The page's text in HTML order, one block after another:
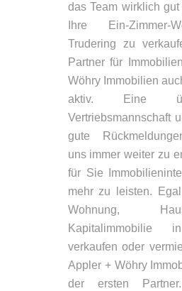
das Team wirklich
Ihre Ein-Zimmer-
Trudering zu
Partner für
Wöhry Immobilien
aktiv. Eine
Vertriebsmannschaft
gute
uns immer weiter zu
für Sie
mehr zu leisten.
Wohnung,
Kapitalimmobilie
verkaufen oder
Appler + Wöhry
der ersten